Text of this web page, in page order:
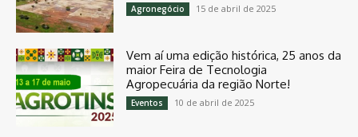
Agronegócio 15 de abril de 2025
Vem aí uma edição histórica, 25 anos da
maior Feira de Tecnologia
Agropecuária da região Norte!
Eventos 10 de abril de 2025